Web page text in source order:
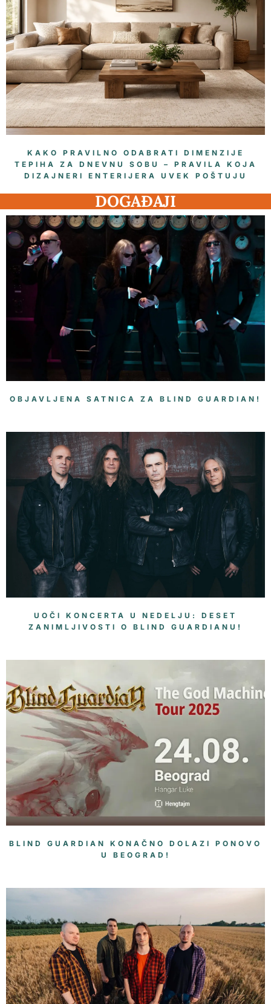
KAKO PRAVILNO ODABRATI DIMENZIJE
TEPIHA ZA DNEVNU SOBU – PRAVILA KOJA
DIZAJNERI ENTERIJERA UVEK POŠTUJU
DOGAĐAJI
OBJAVLJENA SATNICA ZA BLIND GUARDIAN!
UOČI KONCERTA U NEDELJU: DESET
ZANIMLJIVOSTI O BLIND GUARDIANU!
BLIND GUARDIAN KONAČNO DOLAZI PONOVO
U BEOGRAD!